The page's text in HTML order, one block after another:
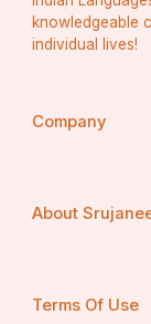
knowledgeable
individual lives!
Company
About
Terms Of Use